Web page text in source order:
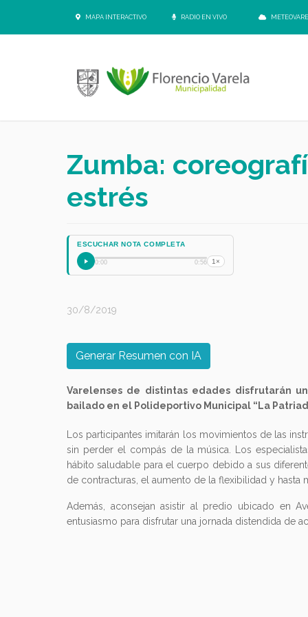
MAPA INTERACTIVO RADIO EN VIVO
Zumba:
estrés
ESCUCHAR NOTA COMPLETA
0:00 0:56 1×
30/8/2019
Generar Resumen con IA
Varelenses de distintas edades disfrutarán
bailado en el Polideportivo Municipal “La
Los participantes imitarán los movimientos de las
sin perder el compás de la música. Los
hábito saludable para el cuerpo debido a sus
de contracturas, el aumento de la flexibilidad y hasta
Además, aconsejan asistir al predio ubicado en
entusiasmo para disfrutar una jornada distendida de